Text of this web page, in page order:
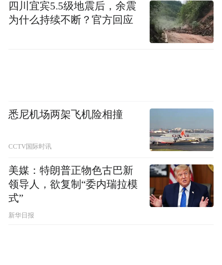
四川宜宾5.5级地震后，余震
为什么持续不断？官方回应
悉尼机场两架飞机险相撞
CCTV国际时讯
美媒：特朗普正物色古巴新
领导人，欲复制“委内瑞拉模
式”
新华日报